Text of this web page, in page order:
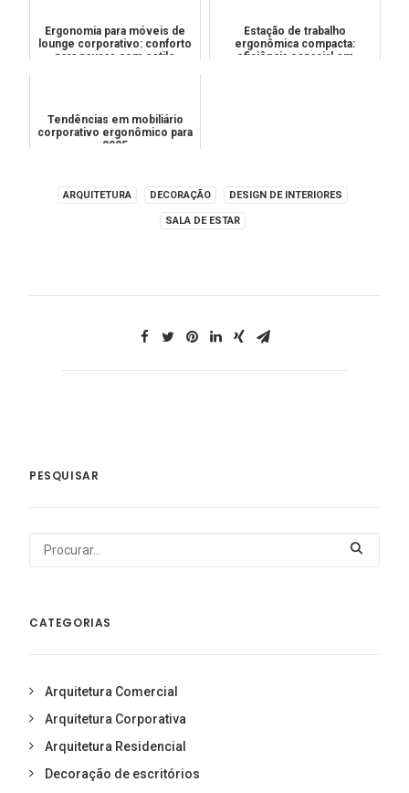
Ergonomia para móveis de
lounge corporativo: conforto
para pausas com estilo
Estação de trabalho
ergonômica compacta:
eficiência espacial em
Tendências em mobiliário
corporativo ergonômico para
2025
ARQUITETURA DECORAÇÃO DESIGN DE INTERIORES
SALA DE ESTAR
PESQUISAR
CATEGORIAS
Arquitetura Comercial
Arquitetura Corporativa
Arquitetura Residencial
Decoração de escritórios